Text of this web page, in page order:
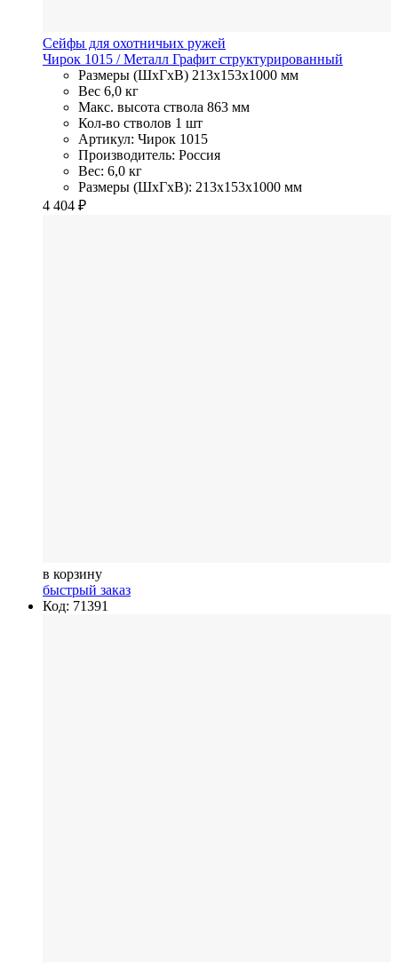
Сейфы для охотничьих ружей
Чирок 1015 / Металл Графит структурированный
Размеры (ШхГхВ) 213x153x1000 мм
Вес 6,0 кг
Макс. высота ствола 863 мм
Кол-во стволов 1 шт
Артикул: Чирок 1015
Производитель: Россия
Вес: 6,0 кг
Размеры (ШхГхВ): 213x153x1000 мм
4 404 ₽
в корзину
быстрый заказ
Код: 71391